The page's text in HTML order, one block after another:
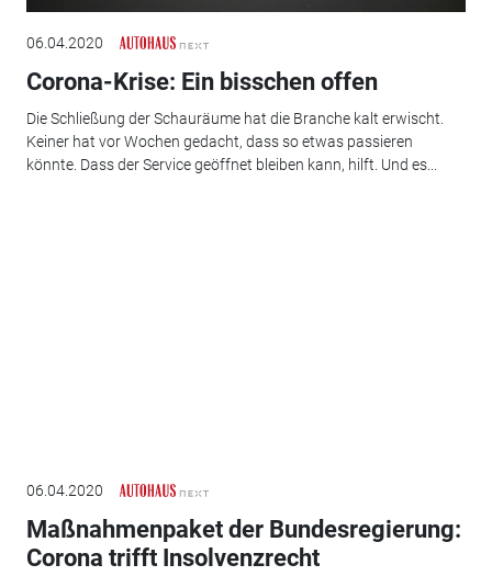
06.04.2020
Corona-Krise: Ein bisschen offen
Die Schließung der Schauräume hat die Branche kalt erwischt.
Keiner hat vor Wochen gedacht, dass so etwas passieren
könnte. Dass der Service geöffnet bleiben kann, hilft. Und es...
06.04.2020
Maßnahmenpaket der Bundesregierung:
Corona trifft Insolvenzrecht